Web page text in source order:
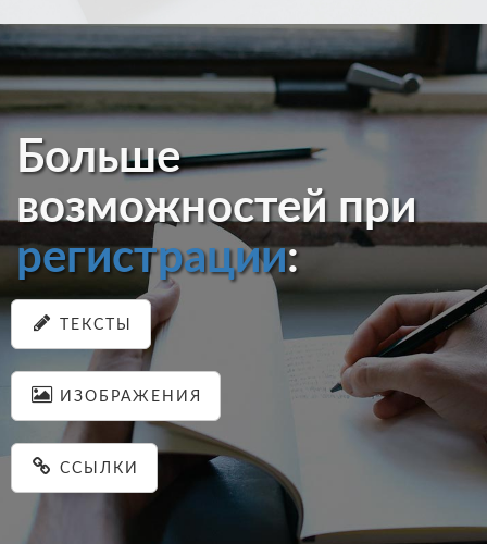
Больше
возможностей при
регистрации:
ТЕКСТЫ
ИЗОБРАЖЕНИЯ
ССЫЛКИ